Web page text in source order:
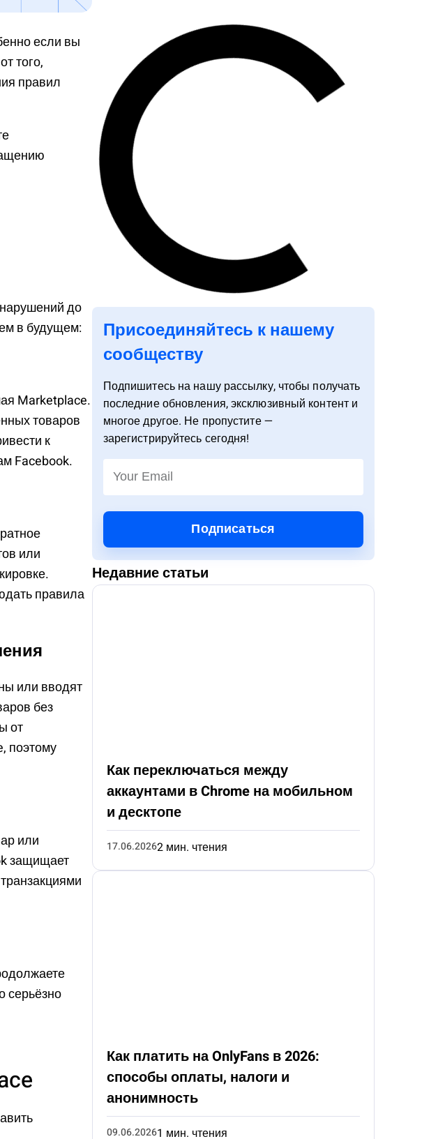
если вы
того,
правил
до
в будущем:
Marketplace.
товаров
к
Facebook.
или
правила
или вводят
без
от
поэтому
или
защищает
серьёзно
Присоединяйтесь к нашему
сообществу
Подпишитесь на нашу рассылку, чтобы получать
последниеобновления,эксклюзивный контент и
многоедругое. Не пропустите—
зарегистрируйтесь сегодня!
Подписаться
Недавние статьи
Как переключаться между
аккаунтами в Chrome на мобильном
и десктопе
17.06.20262 мин. чтения
Как платить на OnlyFans в 2026:
способы оплаты, налоги и
анонимность
09.06.20261 мин. чтения